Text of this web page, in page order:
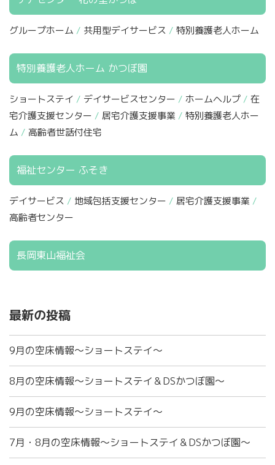
グループホーム 共用型デイサービス 特別養護老人ホーム
特別養護老人ホーム かつぼ園
ショートステイ デイサービスセンター ホームヘルプ
在
宅介護支援センター
居宅介護支援事業
特別養護老人ホー
ム
高齢者世話付住宅
福祉センター ふそき
デイサービス 地域包括支援センター
居宅介護支援事業
高齢者センター
長岡東山福祉会
最新の投稿
9月の空床情報～ショートステイ～
8月の空床情報～ショートステイ＆DSかつぼ園～
9月の空床情報～ショートステイ～
7月・8月の空床情報～ショートステイ＆DSかつぼ園～